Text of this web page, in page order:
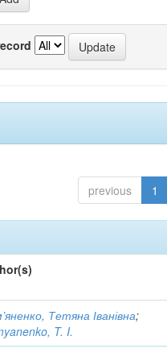
previous 1
Тетяна Іванівна;
T. I.